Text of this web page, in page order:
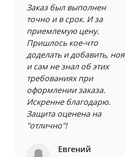
Заказ был выполнен
точно и в срок. И за
приемлемую цену.
Пришлось кое-что
доделать и добавить, ноя
и сам не знал об этих
требованиях при
оформлении заказа.
Искренне благодарю.
Защита оценена на
"отлично"!
Евгений